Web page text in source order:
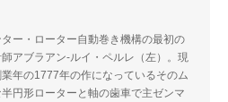
ー・ローター自動巻き機構の最初の
アブラアン-ルイ・ペルレ（左）。現
年の1777年の作になっているそのム
円形ローターと軸の歯車で主ゼンマ